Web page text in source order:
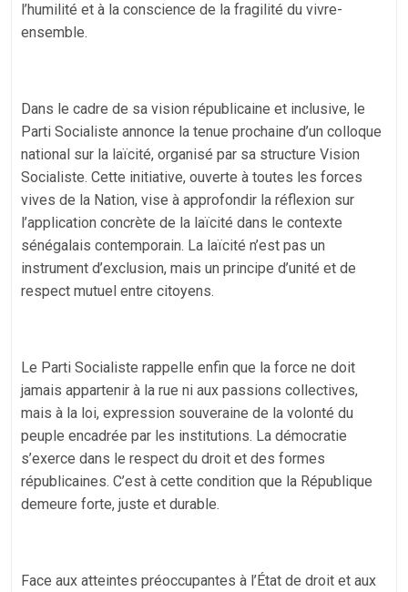
l’humilité et à la conscience de la fragilité du vivre-
ensemble.
Dans le cadre de sa vision républicaine et inclusive, le
Parti Socialiste annonce la tenue prochaine d’un colloque
national sur la laïcité, organisé par sa structure Vision
Socialiste. Cette initiative, ouverte à toutes les forces
vives de la Nation, vise à approfondir la réflexion sur
l’application concrète de la laïcité dans le contexte
sénégalais contemporain. La laïcité n’est pas un
instrument d’exclusion, mais un principe d’unité et de
respect mutuel entre citoyens.
Le Parti Socialiste rappelle enfin que la force ne doit
jamais appartenir à la rue ni aux passions collectives,
mais à la loi, expression souveraine de la volonté du
peuple encadrée par les institutions. La démocratie
s’exerce dans le respect du droit et des formes
républicaines. C’est à cette condition que la République
demeure forte, juste et durable.
Face aux atteintes préoccupantes à l’État de droit et aux